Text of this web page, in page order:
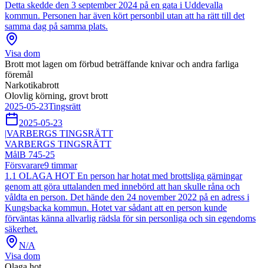
Detta skedde den 3 september 2024 på en gata i Uddevalla
kommun. Personen har även kört personbil utan att ha rätt till det
samma dag på samma plats.
Visa dom
Brott mot lagen om förbud beträffande knivar och andra farliga
föremål
Narkotikabrott
Olovlig körning, grovt brott
2025-05-23Tingsrätt
2025-05-23
|VARBERGS TINGSRÄTT
VARBERGS TINGSRÄTT
MålB 745-25
Försvarare9 timmar
1.1 OLAGA HOT En person har hotat med brottsliga gärningar
genom att göra uttalanden med innebörd att han skulle råna och
våldta en person. Det hände den 24 november 2022 på en adress i
Kungsbacka kommun. Hotet var sådant att en person kunde
förväntas känna allvarlig rädsla för sin personliga och sin egendoms
säkerhet.
N/A
Visa dom